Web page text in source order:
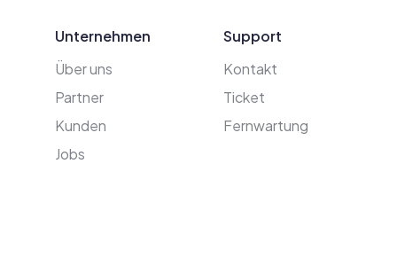
Unternehmen
Über uns
Partner
Kunden
Jobs
Support
Kontakt
Ticket
Fernwartung